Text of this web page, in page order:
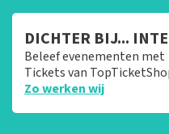
DICHTER BIJ...
Beleef evenementen met
Tickets van
Zo werken wij